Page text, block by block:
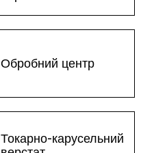
Обробний центр
Токарно-карусельний